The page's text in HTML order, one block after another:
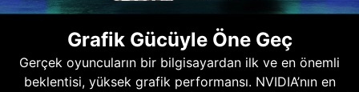
Grafik Gücüyle Öne Geç
Gerçek oyuncuların bir bilgisayardan ilk ve en önemli
beklentisi, yüksek grafik performansı. NVIDIA’nın en